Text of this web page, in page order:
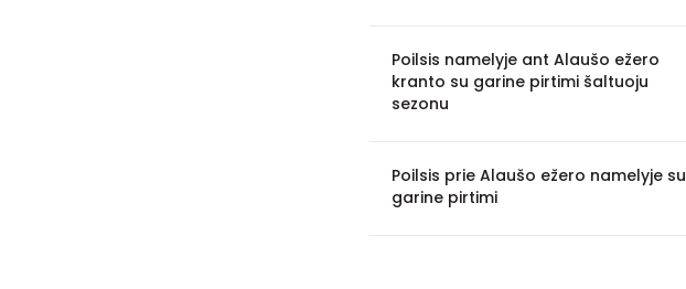
Poilsis namelyje ant Alaušo ežero
kranto su garine pirtimi šaltuoju
sezonu
Poilsis prie Alaušo ežero namelyje su
garine pirtimi